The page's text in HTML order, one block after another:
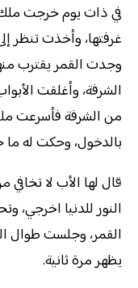
في ذات يوم خرجت
غرفتها، وأخذت تنظر
وجدت القمر يقترب
الشرفة، وأغلقت
من الشرفة فأسرعت
بالدخول، وحكت له
قال لها الأب لا
النور للدنيا اخرجي،
القمر، وجلست طوال
يظهر مرة ثانية.